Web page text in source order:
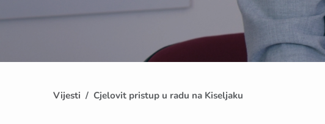
Vijesti Cjelovit pristup u radu na Kiseljaku